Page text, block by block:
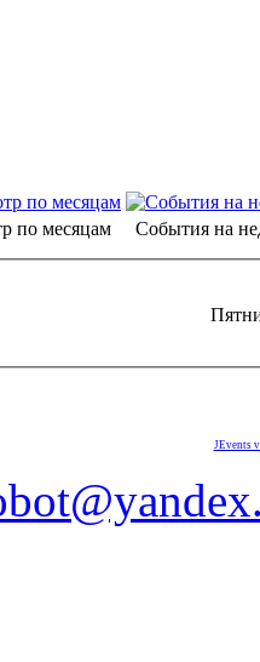
по месяцам
События на
JEvents